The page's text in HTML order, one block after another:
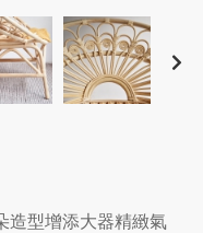
造型增添大器精緻氣